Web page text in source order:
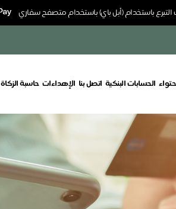
باستخدام (أبل باي) باستخدام متصفح سفاري
الحسابات البنكية اتصل بنا الإهداءات حاسبة الزكاة